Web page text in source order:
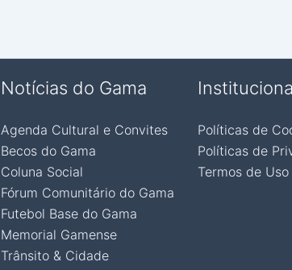
Notícias do Gama
Agenda Cultural e Convites
Becos do Gama
Coluna Social
Fórum Comunitário do Gama
Futebol Base do Gama
Memorial Gamense
Trânsito & Cidade
Políticas de
Políticas de
Termos de Uso